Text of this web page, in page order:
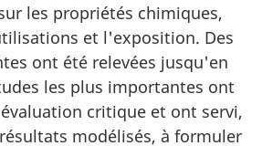
les propriétés chimiques,
et l'exposition. Des
ont été relevées jusqu'en
les plus importantes ont
critique et ont servi,
modélisés, à formuler